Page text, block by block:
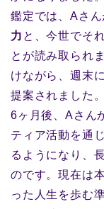
鑑定では、Aさ
力 と、今世でそ
とが読み取られ
けながら、週末
提案されました。
6ヶ月後、Aさん
ティア活動を通
るようになり、
のです。現在は
った人生を歩む